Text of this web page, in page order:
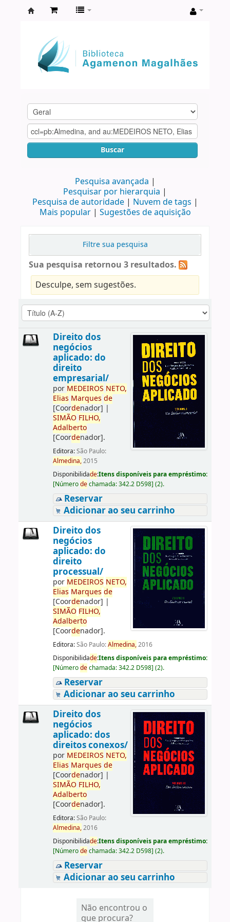
Agamenon
Magalhães
Buscar
Pesquisa avançada
Pesquisar por hierarquia
Pesquisa de autoridade
Nuvem de tags
Mais popular
Sugestões de aquisição
Filtre sua pesquisa
Sua pesquisa retornou 3 resultados.
Desculpe, sem sugestões.
Direito dos
negócios
aplicado: do
direito
empresarial/
por MEDEIROS NETO,
Elias Marques de
[Coordenador] |
SIMÃO FILHO,
Adalberto
[Coordenador].
Editora:São Paulo:
Almedina,2015
Disponibilidade:Itens disponíveis para empréstimo:
[Númerodechamada:342.2 D598] (2).
Reservar
Adicionar ao seu carrinho
Direito dos
negócios
aplicado: do
direito
processual/
por MEDEIROS NETO,
Elias Marques de
[Coordenador] |
SIMÃO FILHO,
Adalberto
[Coordenador].
Editora:São Paulo:Almedina,2016
Disponibilidade:Itens disponíveis para empréstimo:
[Númerodechamada:342.2 D598] (2).
Reservar
Adicionar ao seu carrinho
Direito dos
negócios
aplicado: dos
direitos conexos/
por MEDEIROS NETO,
Elias Marques de
[Coordenador] |
SIMÃO FILHO,
Adalberto
[Coordenador].
Editora:São Paulo:
Almedina,2016
Disponibilidade:Itens disponíveis para empréstimo:
[Númerodechamada:342.2 D598] (2).
Reservar
Adicionar ao seu carrinho
Não encontrou o
que procura?